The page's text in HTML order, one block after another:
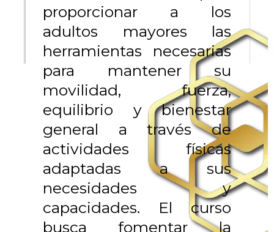
proporcionar a los
adultos mayores las
herramientas necesarias
para mantener su
movilidad, fuerza,
equilibrio y bienestar
general a través de
actividades físicas
adaptadas a sus
necesidades y
capacidades. El curso
busca fomentar la